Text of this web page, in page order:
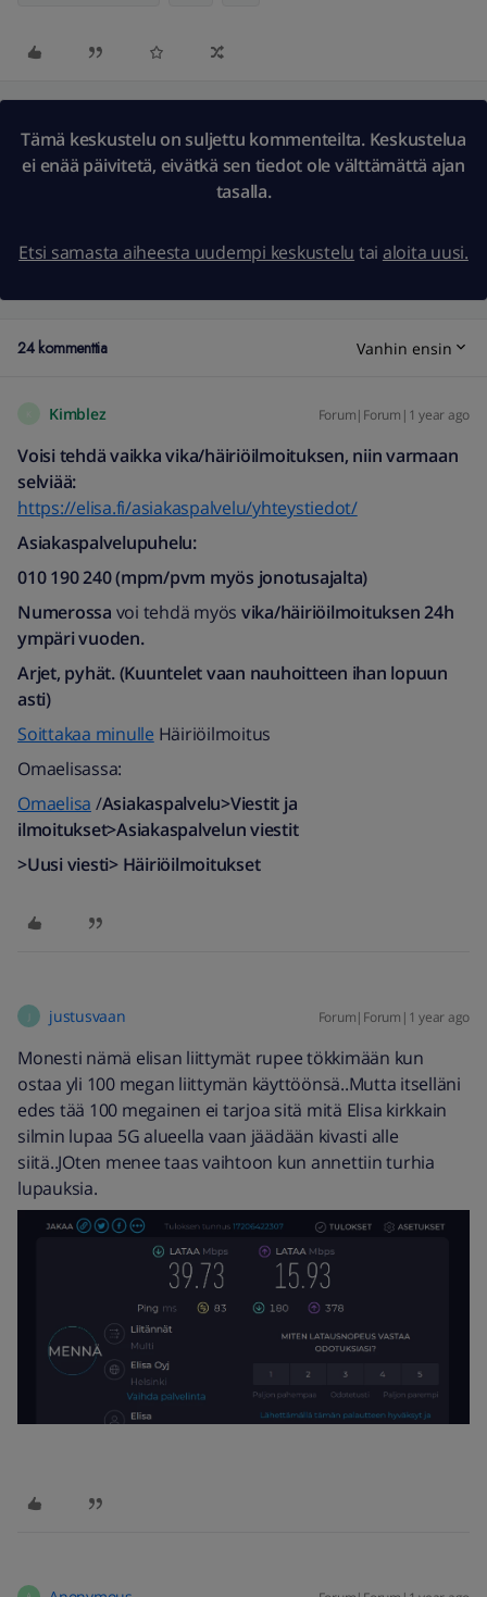
Tämä keskustelu on suljettu kommenteilta. Keskustelua
ei enää päivitetä, eivätkä sen tiedot ole välttämättä ajan
tasalla.
Etsi samasta aiheesta uudempi keskustelu tai aloita uusi.
24 kommenttia Vanhin ensin
Kimblez Forum|Forum|1 year ago
Voisi tehdä vaikka vika/häiriöilmoituksen, niin varmaan
selviää:
https://elisa.fi/asiakaspalvelu/yhteystiedot/
Asiakaspalvelupuhelu:
010 190 240 (mpm/pvm myös jonotusajalta)​
Numerossa voi tehdä myös vika/häiriöilmoituksen24h
ympäri vuoden.
Arjet, pyhät. (Kuuntelet vaan nauhoitteen ihan lopuun
asti)
Soittakaa minulle Häiriöilmoitus
Omaelisassa:
Omaelisa /Asiakaspalvelu>Viestit ja
ilmoitukset>Asiakaspalvelun viestit
>Uusi viesti> Häiriöilmoitukset
justusvaan Forum|Forum|1 year ago
Monesti nämä elisan liittymät rupee tökkimään kun
ostaa yli 100 megan liittymän käyttöönsä..Mutta itselläni
edes tää 100 megainen ei tarjoa sitä mitä Elisa kirkkain
silmin lupaa 5G alueella vaan jäädään kivasti alle
siitä..JOten menee taas vaihtoon kun annettiin turhia
lupauksia.